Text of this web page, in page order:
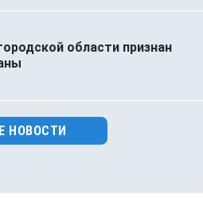
области признан
НОВОСТИ